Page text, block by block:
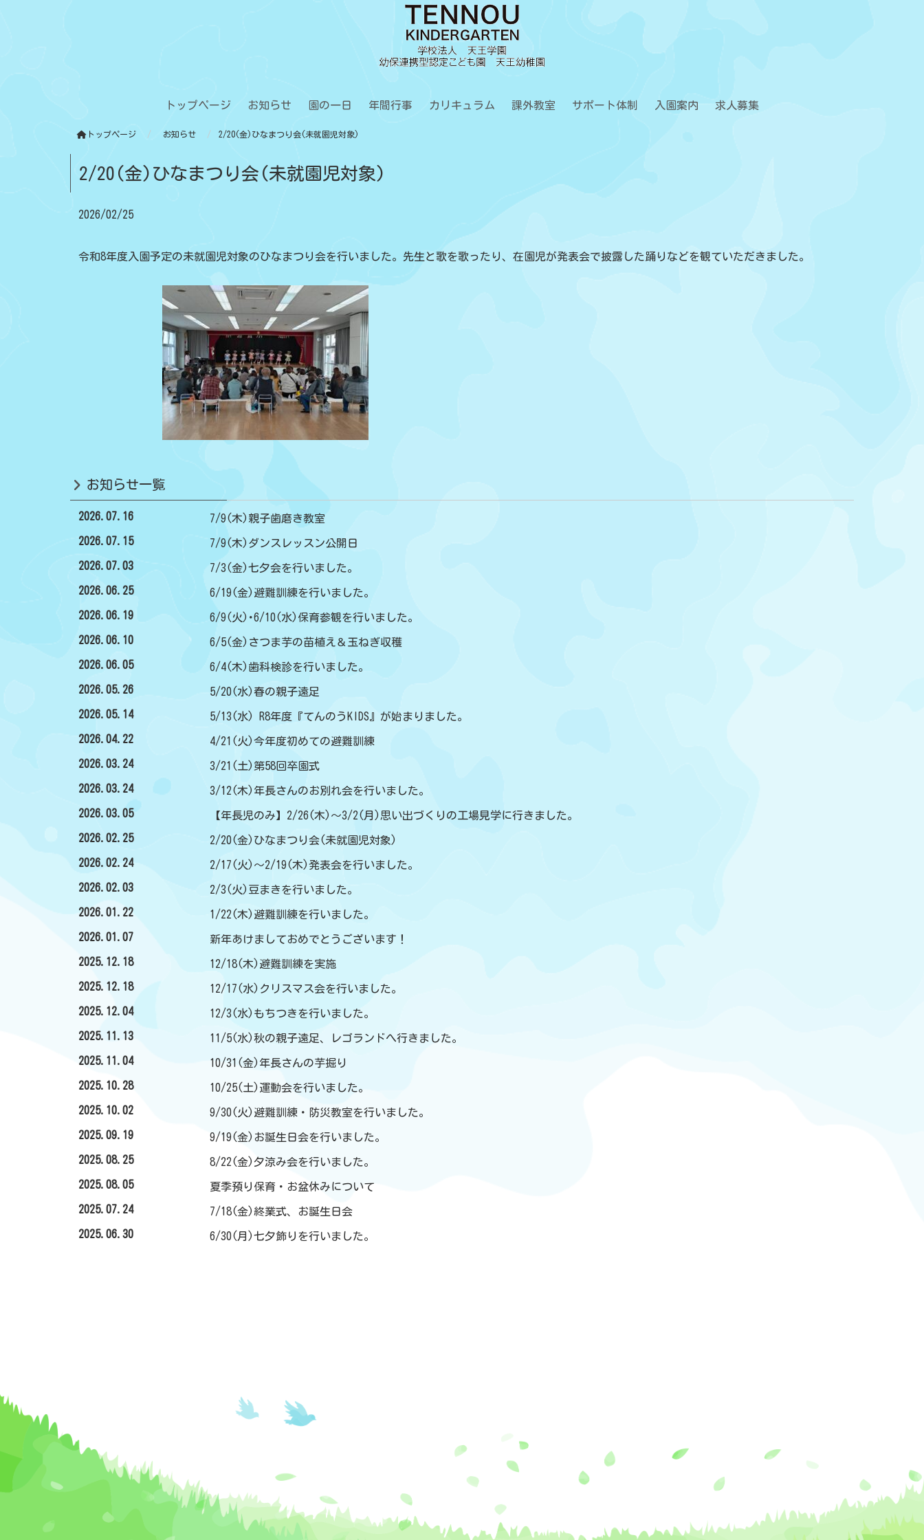
トップページ お知らせ 園の一日 年間行事 カリキュラム 課外教室 サポート体制 入園案内 求人募集
トップページ お知らせ 2/20(金)ひなまつり会(未就園児対象)
2/20(金)ひなまつり会(未就園児対象)
2026/02/25
令和8年度入園予定の未就園児対象のひなまつり会を行いました。先生と歌を歌ったり、在園児が発表会で披露した踊りなどを観ていただきました。
お知らせ一覧
2026.07.16 7/9(木)親子歯磨き教室
2026.07.15 7/9(木)ダンスレッスン公開日
2026.07.03 7/3(金)七夕会を行いました。
2026.06.25 6/19(金)避難訓練を行いました。
2026.06.19 6/9(火)･6/10(水)保育参観を行いました。
2026.06.10 6/5(金)さつま芋の苗植え＆玉ねぎ収穫
2026.06.05 6/4(木)歯科検診を行いました。
2026.05.26 5/20(水)春の親子遠足
2026.05.14 5/13(水) R8年度『てんのうKIDS』が始まりました。
2026.04.22 4/21(火)今年度初めての避難訓練
2026.03.24 3/21(土)第58回卒園式
2026.03.24 3/12(木)年長さんのお別れ会を行いました。
2026.03.05 【年長児のみ】2/26(木)～3/2(月)思い出づくりの工場見学に行きました。
2026.02.25 2/20(金)ひなまつり会(未就園児対象)
2026.02.24 2/17(火)～2/19(木)発表会を行いました。
2026.02.03 2/3(火)豆まきを行いました。
2026.01.22 1/22(木)避難訓練を行いました。
2026.01.07 新年あけましておめでとうございます！
2025.12.18 12/18(木)避難訓練を実施
2025.12.18 12/17(水)クリスマス会を行いました。
2025.12.04 12/3(水)もちつきを行いました。
2025.11.13 11/5(水)秋の親子遠足、レゴランドへ行きました。
2025.11.04 10/31(金)年長さんの芋掘り
2025.10.28 10/25(土)運動会を行いました。
2025.10.02 9/30(火)避難訓練・防災教室を行いました。
2025.09.19 9/19(金)お誕生日会を行いました。
2025.08.25 8/22(金)夕涼み会を行いました。
2025.08.05 夏季預り保育・お盆休みについて
2025.07.24 7/18(金)終業式、お誕生日会
2025.06.30 6/30(月)七夕飾りを行いました。